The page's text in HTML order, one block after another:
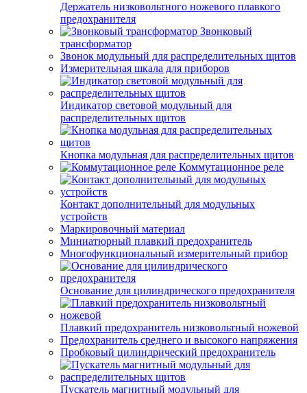
Держатель низковольтного ножевого плавкого
предохранителя
Звонковый
трансформатор
Звонок модульный для распределительных щитов
Измерительная шкала для приборов
Индикатор световой модульный для
распределительных щитов
Кнопка модульная для распределительных щитов
Коммутационное реле
Контакт дополнительный для модульных
устройств
Маркировочный материал
Миниатюрный плавкий предохранитель
Многофункциональный измерительный прибор
Основание для цилиндрического предохранителя
Плавкий предохранитель низковольтный ножевой
Предохранитель среднего и высокого напряжения
Пробковый цилиндрический предохранитель
Пускатель магнитный модульный для